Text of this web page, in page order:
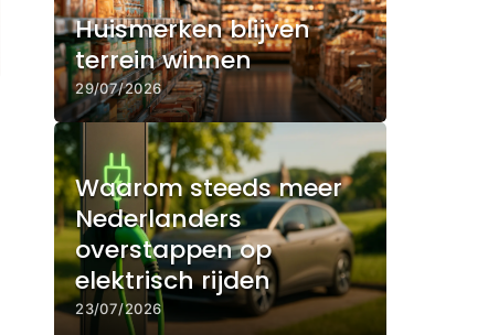
Huismerken blijven
terrein winnen
29/07/2026
Waarom steeds meer
Nederlanders
overstappen op
elektrisch rijden
23/07/2026